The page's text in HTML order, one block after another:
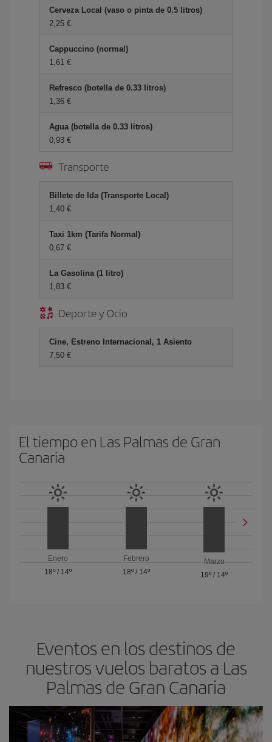
Cerveza Local (vaso o pinta de 0.5 litros)
2,25 €
Cappuccino (normal)
1,61 €
Refresco (botella de 0.33 litros)
1,36 €
Agua (botella de 0.33 litros)
0,93 €
Transporte
Billete de Ida (Transporte Local)
1,40 €
Taxi 1km (Tarifa Normal)
0,67 €
La Gasolina (1 litro)
1,83 €
Deporte y Ocio
Cine, Estreno Internacional, 1 Asiento
7,50 €
El tiempo en Las Palmas de Gran
Canaria
Enero
18º/ 14º
Febrero
18º/ 14º
Marzo
19º / 14º
Eventos en los destinos de
nuestros vuelos baratos a Las
Palmas de Gran Canaria